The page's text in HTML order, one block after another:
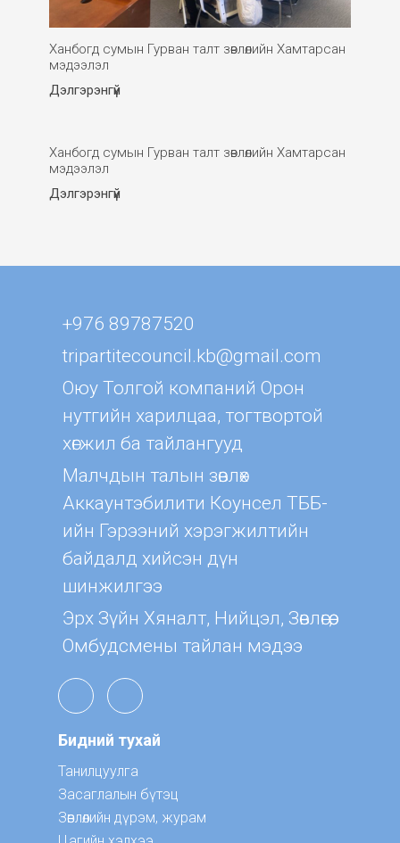
Ханбогд сумын Гурван талт зөвлөлийн Хамтарсан
мэдээлэл
Дэлгэрэнгүй
Ханбогд сумын Гурван талт зөвлөлийн Хамтарсан
мэдээлэл
Дэлгэрэнгүй
+976 89787520
tripartitecouncil.kb@gmail.com
Оюу Толгой компаний Орон
нутгийн харилцаа, тогтвортой
хөгжил ба тайлангууд
Малчдын талын зөвлөх
Aккаунтэбилити Коунсел ТББ-
ийн Гэрээний хэрэгжилтийн
байдалд хийсэн дүн
шинжилгээ
Эрх Зүйн Хяналт, Нийцэл, Зөвлөгөө,
Омбудсмены тайлан мэдээ
Бидний тухай
Танилцуулга
Засаглалын бүтэц
Зөвлөлийн дүрэм, журам